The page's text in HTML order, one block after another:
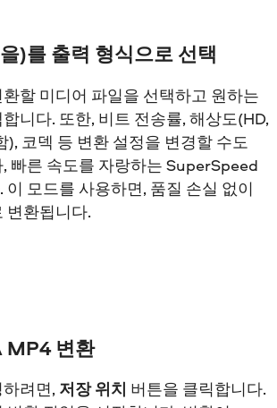
)를 출력 형식으로 선택
할 미디어 파일을 선택하고 원하는
니다. 또한, 비트 전송률, 해상도(HD,
), 코덱 등 변환 설정을 변경할 수도
빠른 속도를 자랑하는 SuperSpeed
이 모드를 사용하면, 품질 손실 없이
변환됩니다.
MP4 변환
려면, 저장 위치 버튼을 클릭합니다.